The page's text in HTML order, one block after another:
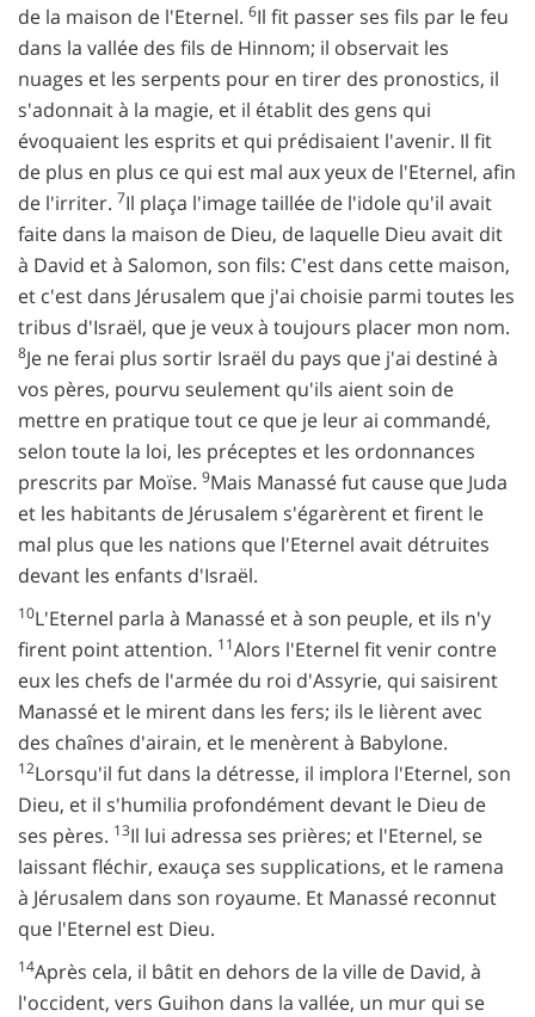
de la maison de l'Eternel. 6Il fit passer ses fils par le feu
dans la vallée des fils de Hinnom; il observait les
nuages et les serpents pour en tirer des pronostics, il
s'adonnait à la magie, et il établit des gens qui
évoquaient les esprits et qui prédisaient l'avenir. Il fit
de plus en plus ce qui est mal aux yeux de l'Eternel, afin
de l'irriter. 7Il plaça l'image taillée de l'idole qu'il avait
faite dans la maison de Dieu, de laquelle Dieu avait dit
à David et à Salomon, son fils: C'est dans cette maison,
et c'est dans Jérusalem que j'ai choisie parmi toutes les
tribus d'Israël, que je veux à toujours placer mon nom.
8Je ne ferai plus sortir Israël du pays que j'ai destiné à
vos pères, pourvu seulement qu'ils aient soin de
mettre en pratique tout ce que je leur ai commandé,
selon toute la loi, les préceptes et les ordonnances
prescrits par Moïse. 9Mais Manassé fut cause que Juda
et les habitants de Jérusalem s'égarèrent et firent le
mal plus que les nations que l'Eternel avait détruites
devant les enfants d'Israël.
10L'Eternel parla à Manassé et à son peuple, et ils n'y
firent point attention. 11Alors l'Eternel fit venir contre
eux les chefs de l'armée du roi d'Assyrie, qui saisirent
Manassé et le mirent dans les fers; ils le lièrent avec
des chaînes d'airain, et le menèrent à Babylone.
12Lorsqu'il fut dans la détresse, il implora l'Eternel, son
Dieu, et il s'humilia profondément devant le Dieu de
ses pères. 13Il lui adressa ses prières; et l'Eternel, se
laissant fléchir, exauça ses supplications, et le ramena
à Jérusalem dans son royaume. Et Manassé reconnut
que l'Eternel est Dieu.
14Après cela, il bâtit en dehors de la ville de David, à
l'occident, vers Guihon dans la vallée, un mur qui se